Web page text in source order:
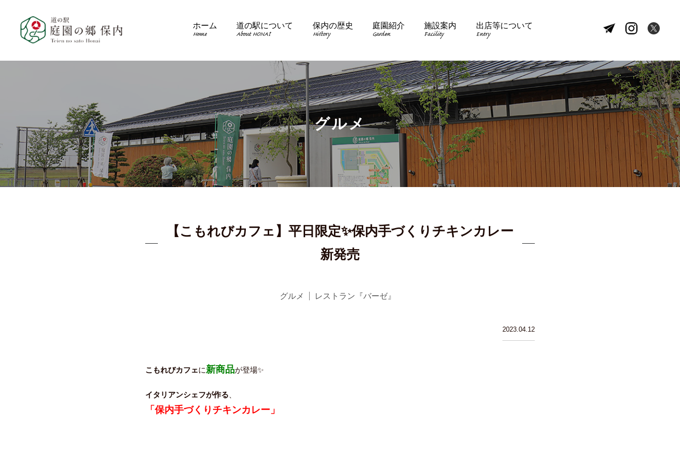
ホーム
Home
道の駅について
About HONAI
保内の歴史
History
庭園紹介
Garden
施設案内
Facility
出店等について
Entry
グルメ
【こもれびカフェ】平日限定✨保内手づくりチキンカレー
新発売
グルメ レストラン『バーゼ』
2023.04.12
こもれびカフェに新商品が登場✨
イタリアンシェフが作る
「保内手づくりチキンカレー」